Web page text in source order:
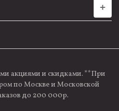
акциями и скидками. **При
по Москве и Московской
до 200 000р.